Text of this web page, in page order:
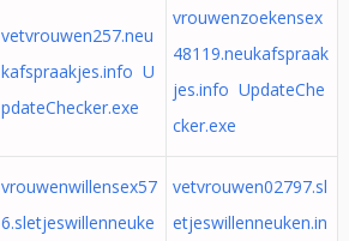
vetvrouwen257.neu
kafspraakjes.info U
pdateChecker.exe
vrouwenzoekensex
48119.neukafspraak
jes.info UpdateChe
cker.exe
vrouwenwillensex57
6.sletjeswillenneuke
vetvrouwen02797.sl
etjeswillenneuken.in